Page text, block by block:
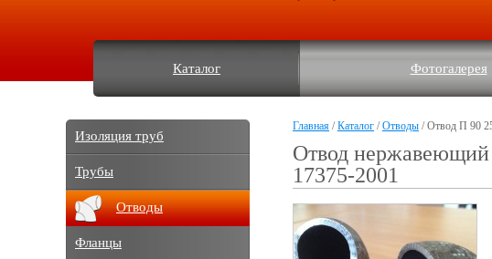
Каталог Фотогалерея
Главная /Каталог /Отводы / Отвод П 90
Отвод нержавеющий
17375-2001
Изоляция труб
Трубы
Отводы
Фланцы